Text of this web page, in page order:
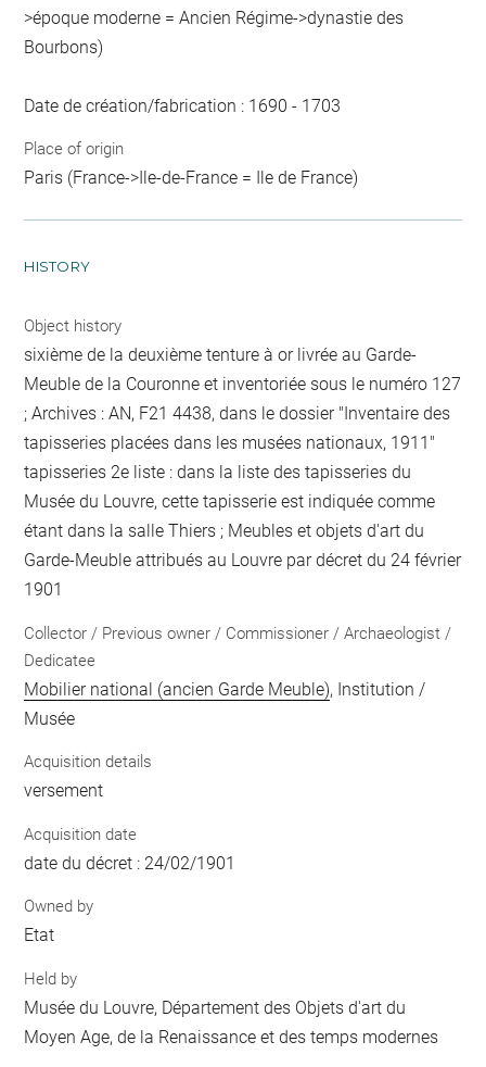
>époque moderne = Ancien Régime->dynastie des
Bourbons)
Date de création/fabrication : 1690 - 1703
Place of origin
Paris (France->Ile-de-France = Ile de France)
HISTORY
Object history
sixième de la deuxième tenture à or livrée au Garde-
Meuble de la Couronne et inventoriée sous le numéro 127
; Archives : AN, F21 4438, dans le dossier "Inventaire des
tapisseries placées dans les musées nationaux, 1911"
tapisseries 2e liste : dans la liste des tapisseries du
Musée du Louvre, cette tapisserie est indiquée comme
étant dans la salle Thiers ; Meubles et objets d'art du
Garde-Meuble attribués au Louvre par décret du 24 février
1901
Collector / Previous owner / Commissioner / Archaeologist /
Dedicatee
Mobilier national (ancien Garde Meuble), Institution /
Musée
Acquisition details
versement
Acquisition date
date du décret : 24/02/1901
Owned by
Etat
Held by
Musée du Louvre, Département des Objets d'art du
Moyen Age, de la Renaissance et des temps modernes